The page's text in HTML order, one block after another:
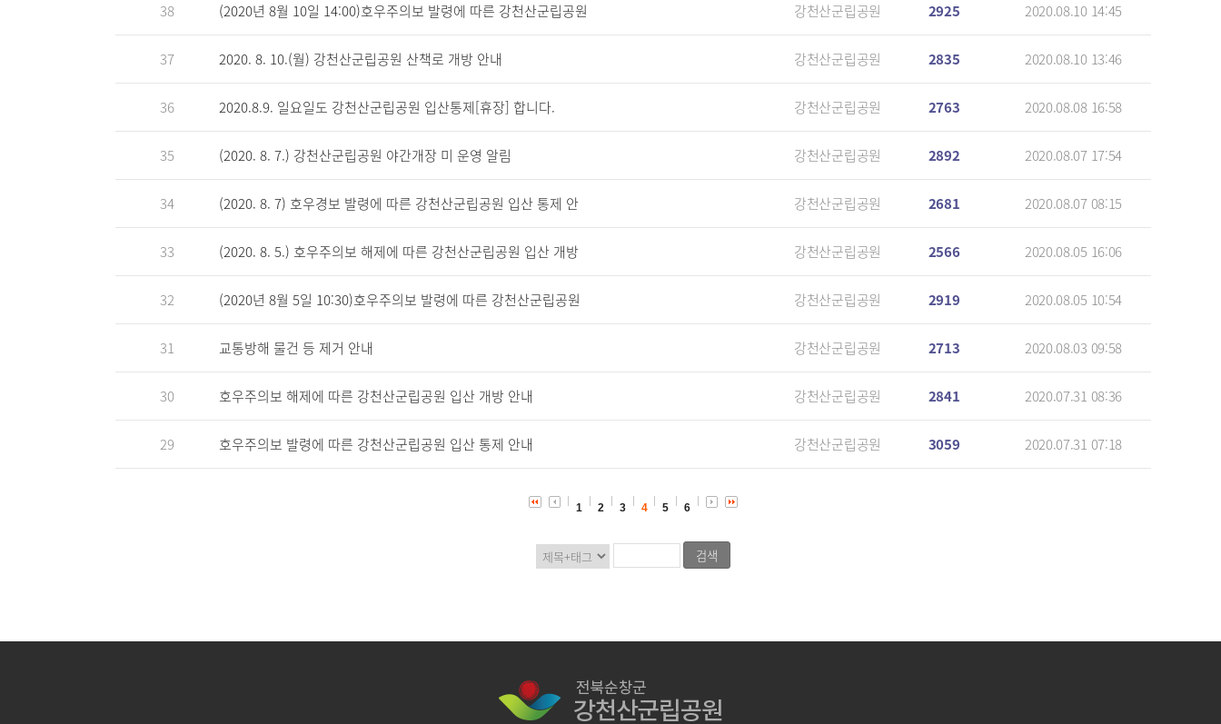
38 (2020년 8월 10일 14:00)호우주의보 발령에 따른 강천산군립공원 강천산군립공원 2925 2020.08.10 14:45
37 2020. 8. 10.(월) 강천산군립공원 산책로 개방 안내 강천산군립공원 2835 2020.08.10 13:46
36 2020.8.9. 일요일도 강천산군립공원 입산통제[휴장] 합니다. 강천산군립공원 2763 2020.08.08 16:58
35 (2020. 8. 7.) 강천산군립공원 야간개장 미 운영 알림 강천산군립공원 2892 2020.08.07 17:54
34 (2020. 8. 7) 호우경보 발령에 따른 강천산군립공원 입산 통제 안 강천산군립공원 2681 2020.08.07 08:15
33 (2020. 8. 5.) 호우주의보 해제에 따른 강천산군립공원 입산 개방 강천산군립공원 2566 2020.08.05 16:06
32 (2020년 8월 5일 10:30)호우주의보 발령에 따른 강천산군립공원 강천산군립공원 2919 2020.08.05 10:54
31 교통방해 물건 등 제거 안내 강천산군립공원 2713 2020.08.03 09:58
30 호우주의보 해제에 따른 강천산군립공원 입산 개방 안내 강천산군립공원 2841 2020.07.31 08:36
29 호우주의보 발령에 따른 강천산군립공원 입산 통제 안내 강천산군립공원 3059 2020.07.31 07:18
1 2 3 4 5 6